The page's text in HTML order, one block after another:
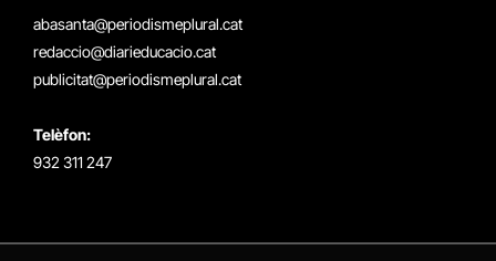
abasanta@periodismeplural.cat
redaccio@diarieducacio.cat
publicitat@periodismeplural.cat
Telèfon:
932 311 247